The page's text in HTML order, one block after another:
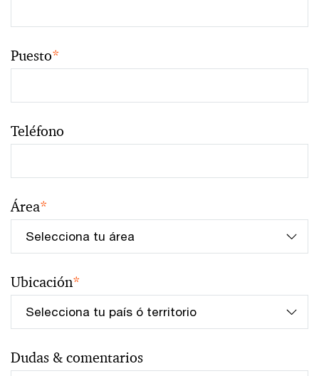
Puesto*
Teléfono
Área*
Ubicación*
Dudas & comentarios